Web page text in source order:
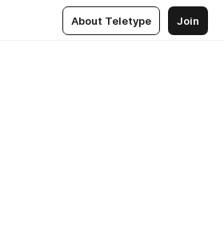
About Teletype Join